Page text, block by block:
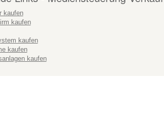
kaufen
kaufen
kaufen
kaufen
kaufen